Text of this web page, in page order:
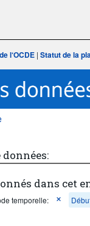
l‘OCDE | Statut de la
dans cet
temporelle: